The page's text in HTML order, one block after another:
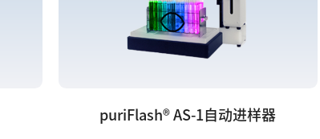
puriFlash® AS-1自动进样器